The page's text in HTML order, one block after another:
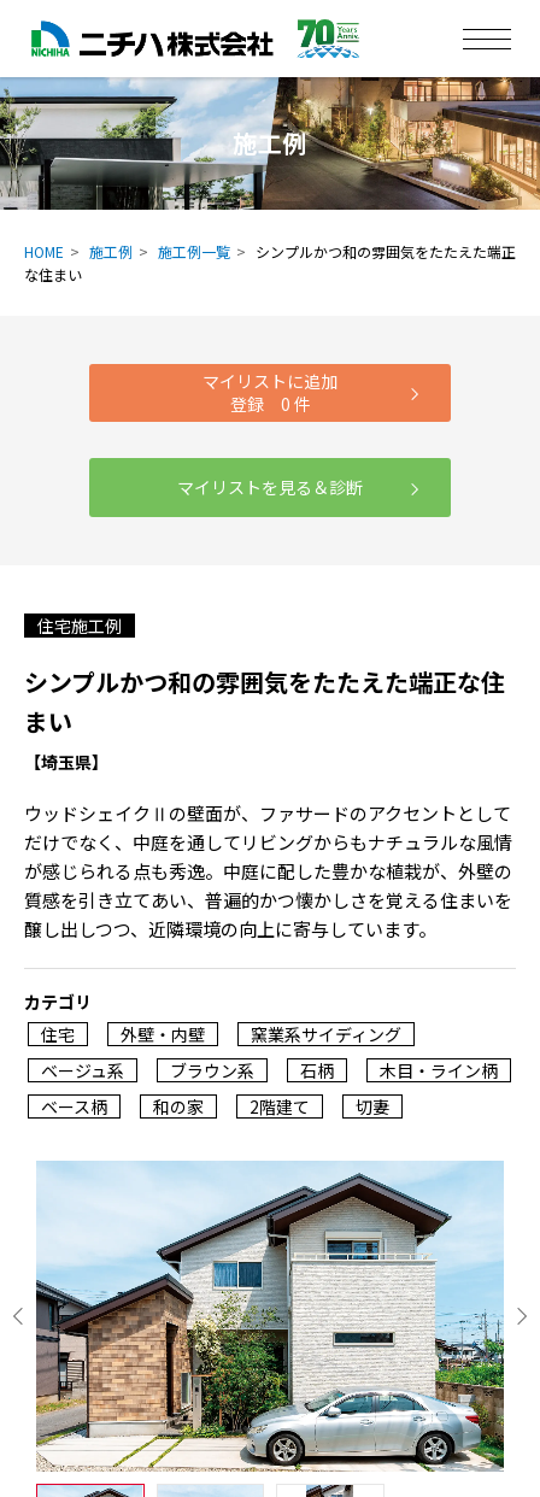
施工例
HOME 施工例 施工例一覧
シンプルかつ和の雰囲気をたたえた端正
な住まい
マイリストに追加
登録 0 件
マイリストを見る＆診断
住宅施工例
シンプルかつ和の雰囲気をたたえた端正な住
まい
【埼玉県】
ウッドシェイクⅡの壁面が、ファサードのアクセントとして
だけでなく、中庭を通してリビングからもナチュラルな風情
が感じられる点も秀逸。中庭に配した豊かな植栽が、外壁の
質感を引き立てあい、普遍的かつ懐かしさを覚える住まいを
醸し出しつつ、近隣環境の向上に寄与しています。
カテゴリ
住宅
外壁・内壁
窯業系サイディング
ベージュ系
ブラウン系 石柄
木目・ライン柄
ベース柄
和の家 2階建て 切妻